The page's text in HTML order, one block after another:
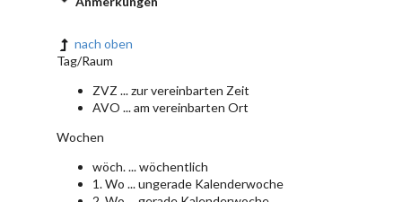
nach oben
Tag/Raum
ZVZ ... zur vereinbarten Zeit
AVO ... am vereinbarten Ort
Wochen
wöch. ... wöchentlich
1. Wo ... ungerade Kalenderwoche